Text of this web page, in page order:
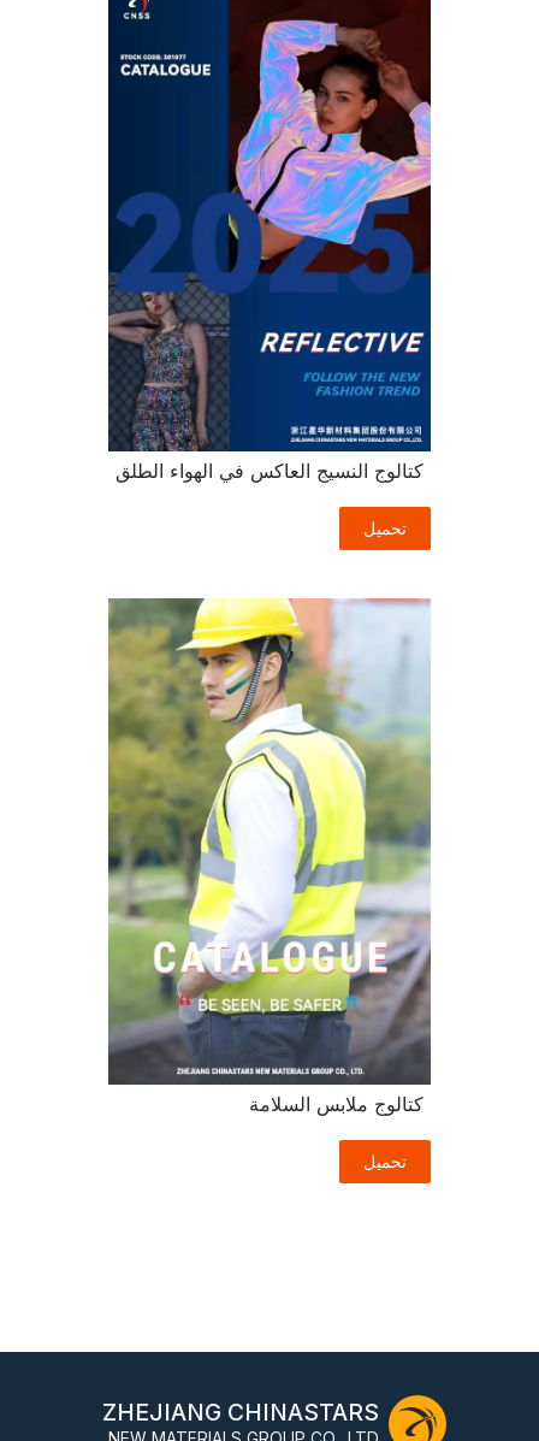
كتالوج النسيج العاكس في الهواء الطلق
تحميل
كتالوج ملابس السلامة
تحميل
ZHEJIANG CHINASTARS